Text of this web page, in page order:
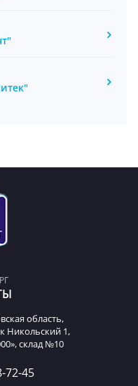
область,
Никольский 1,
склад №10
72-45